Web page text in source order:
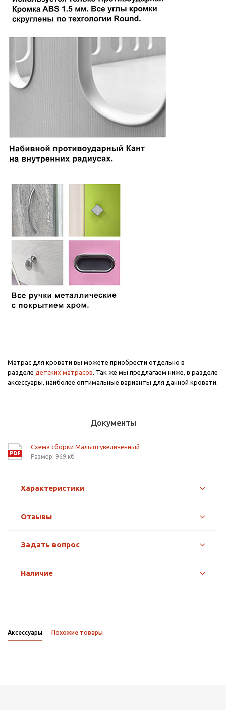
Матрас для кровати вы можете приобрести отдельно в
разделе детских матрасов. Так же мы предлагаем ниже, в разделе
аксессуары, наиболее оптимальные варианты для данной кровати.
Документы
Схема сборки Малыш увеличенный
Размер: 969 кб
Характеристики
Отзывы
Задать вопрос
Наличие
Аксессуары Похожие товары